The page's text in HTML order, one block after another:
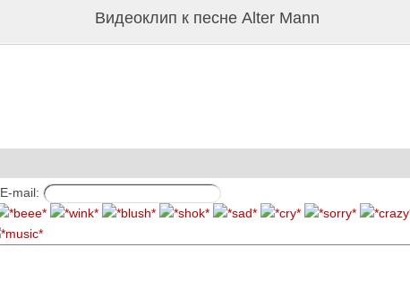
Видеоклип к песне Alter Mann
E-mail: